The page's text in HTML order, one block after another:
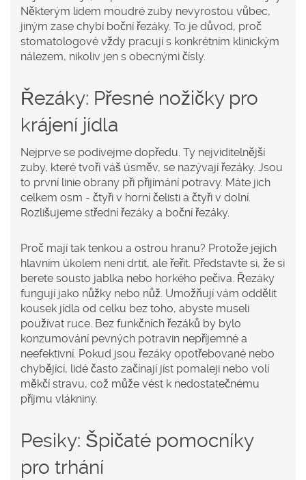
Některým lidem moudré zuby nevyrostou vůbec,
jiným zase chybí boční řezáky. To je důvod, proč
stomatologové vždy pracují s konkrétním klinickým
nálezem, nikoliv jen s obecnými čísly.
Řezáky: Přesné nožičky pro
krájení jídla
Nejprve se podívejme dopředu. Ty nejviditelnější
zuby, které tvoří váš úsměv, se nazývají řezáky. Jsou
to první linie obrany při přijímání potravy. Máte jich
celkem osm - čtyři v horní čelisti a čtyři v dolní.
Rozlišujeme střední řezáky a boční řezáky.
Proč mají tak tenkou a ostrou hranu? Protože jejich
hlavním úkolem není drtit, ale řeřit. Představte si, že si
berete sousto jablka nebo horkého pečiva. Řezáky
fungují jako nůžky nebo nůž. Umožňují vám oddělit
kousek jídla od celku bez toho, abyste museli
používat ruce. Bez funkčních řezáků by bylo
konzumování pevných potravin nepříjemné a
neefektivní. Pokud jsou řezáky opotřebované nebo
chybějící, lidé často začínají jíst pomaleji nebo volí
měkčí stravu, což může vést k nedostatečnému
příjmu vlákniny.
Pesiky: Špičaté pomocníky
pro trhání